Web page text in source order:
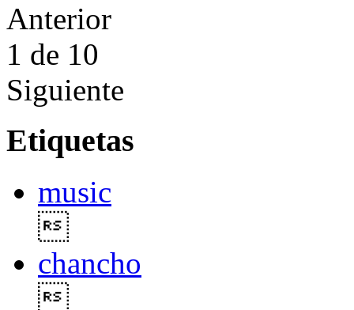
Anterior
1 de 10
Siguiente
Etiquetas
music
chancho